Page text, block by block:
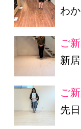
わ
ご
新
ご
先